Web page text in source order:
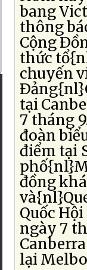
bang
thông
Cộng
thức
chuyến
tại
7 tháng
đoàn
điểm tại
đồng
Quốc
ngày 7
lại